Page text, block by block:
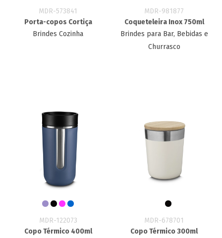
MDR-573841
Porta-copos Cortiça
Brindes Cozinha
MDR-981877
Coqueteleira Inox 750ml
Brindes para Bar, Bebidas e
Churrasco
MDR-122073
Copo Térmico 400ml
MDR-678701
Copo Térmico 300ml